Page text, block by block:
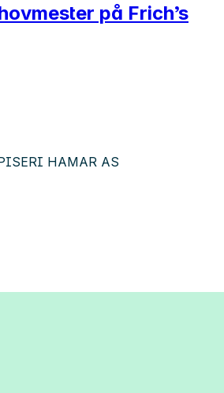
på Frich’s
HAMAR AS